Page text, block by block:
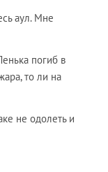
аул. Мне
погиб в
то ли на
не одолеть и